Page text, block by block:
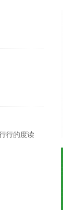
行的度读